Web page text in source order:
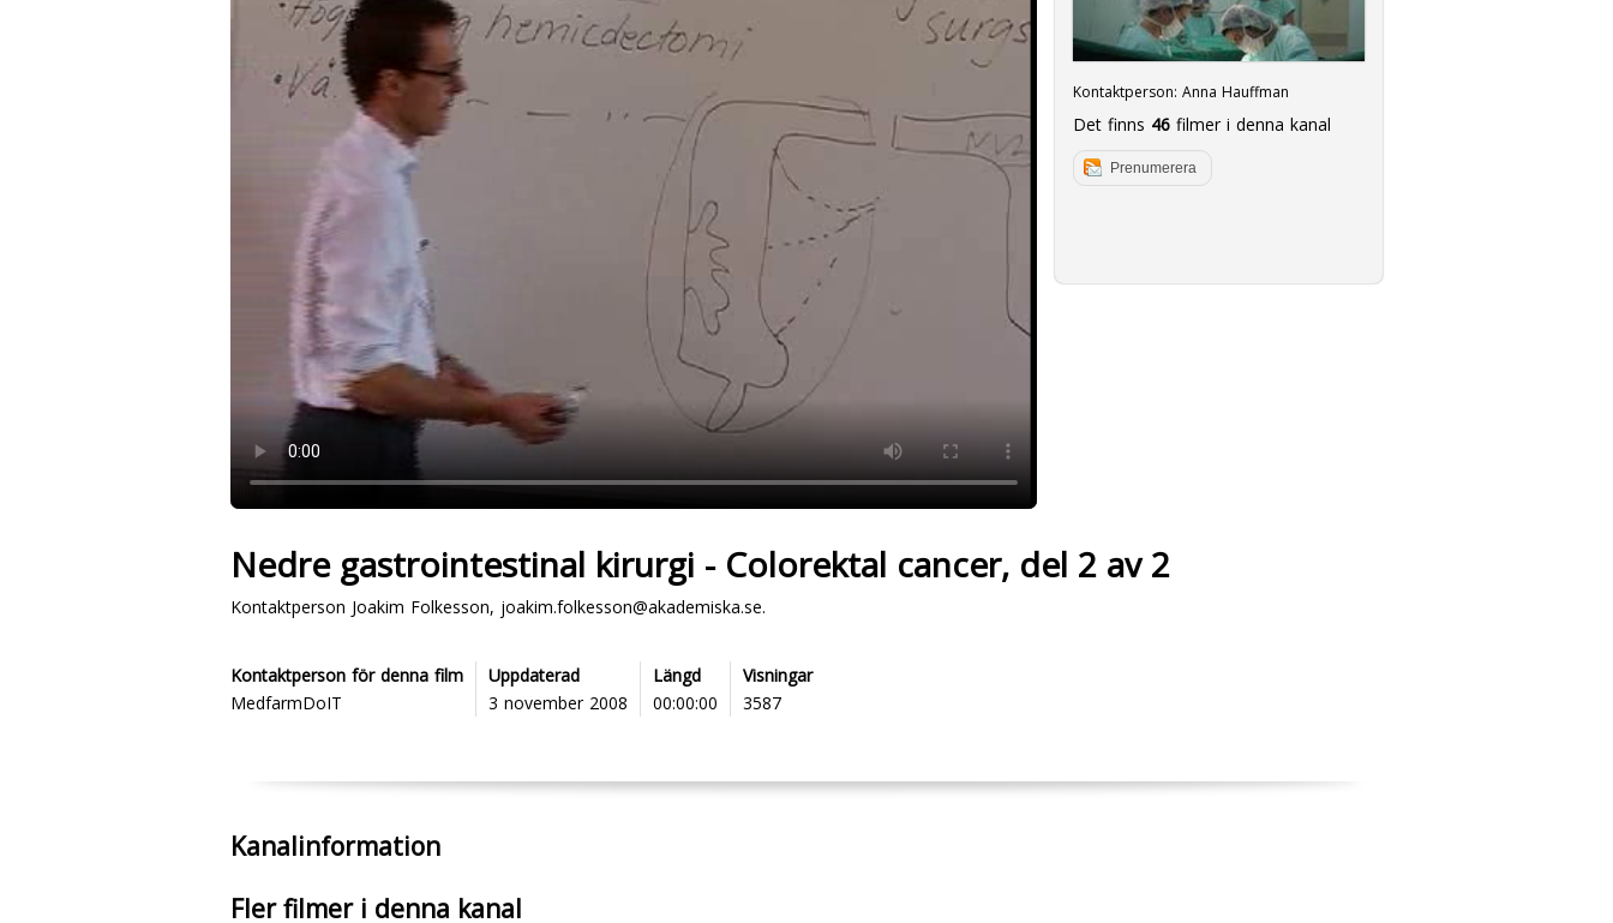
Kontaktperson: Anna Hauffman
Det finns 46filmer i denna kanal
Prenumerera
Nedre gastrointestinal kirurgi - Colorektal cancer, del 2 av 2
Kontaktperson Joakim Folkesson, joakim.folkesson@akademiska.se.
Kontaktperson för denna film
MedfarmDoIT
Uppdaterad
3 november 2008
Längd
00:00:00
Visningar
3587
Kanalinformation
Fler filmer i denna kanal